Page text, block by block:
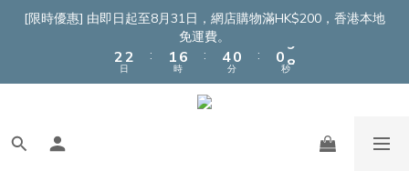
[限時優惠] 由即日起至8月31日，網店購物滿HK$200，香港本地
免運費。
4
2
1
4
2
1
日
:
3
1
0
8
7
6
5
時
:
6
5
4
3
2
0
分
:
2
0 8
7
秒